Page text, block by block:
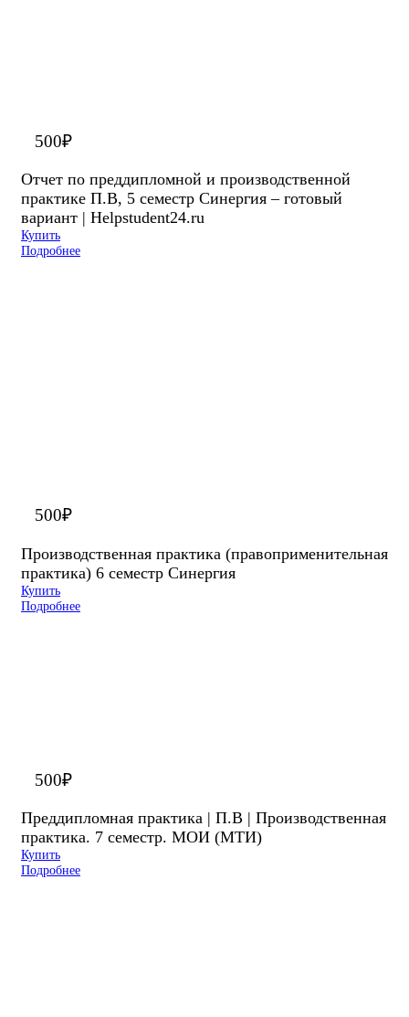
500₽
Отчет по преддипломной и производственной
практике П.В, 5 семестр Синергия – готовый
вариант | Helpstudent24.ru
Купить
Подробнее
500₽
Производственная практика (правоприменительная
практика) 6 семестр Синергия
Купить
Подробнее
500₽
Преддипломная практика | П.В | Производственная
практика. 7 семестр. МОИ (МТИ)
Купить
Подробнее